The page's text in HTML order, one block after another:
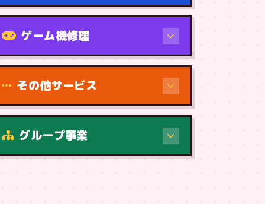
機種から
ゲーム機修理
その他サービス
グループ事業